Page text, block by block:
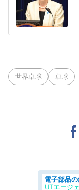
世界卓球 卓球
UTエージ